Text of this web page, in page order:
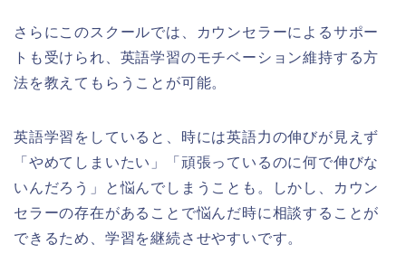
さらにこのスクールでは、カウンセラーによるサポー
トも受けられ、英語学習のモチベーション維持する方
法を教えてもらうことが可能。
英語学習をしていると、時には英語力の伸びが見えず
「やめてしまいたい」「頑張っているのに何で伸びな
いんだろう」と悩んでしまうことも。しかし、カウン
セラーの存在があることで悩んだ時に相談することが
できるため、学習を継続させやすいです。